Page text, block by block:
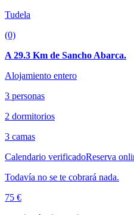
Tudela
(0)
A 29.3 Km de Sancho Abarca.
Alojamiento entero
3 personas
2 dormitorios
3 camas
Calendario verificadoReserva
Todavía no se te cobrará nada.
75 €